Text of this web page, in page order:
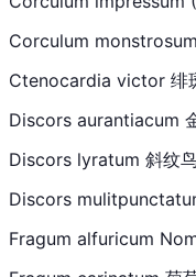
Corculum
Ctenocardia victor 绯
Discors aurantiacum
Discors lyratum 斜纹
Discors
Fragum alfuricum